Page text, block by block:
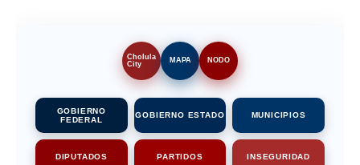
Cholula
City
MAPA NODO
GOBIERNO
FEDERAL
GOBIERNO ESTADO MUNICIPIOS
DIPUTADOS PARTIDOS INSEGURIDAD